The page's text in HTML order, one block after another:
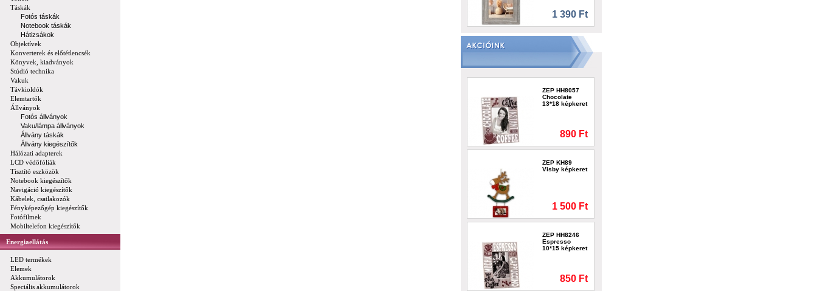
Táskák
Fotós táskák
Notebook táskák
Hátizsákok
Objektívek
Konverterek és előtétlencsék
Könyvek, kiadványok
Stúdió technika
Vakuk
Távkioldók
Elemtartók
Állványok
Fotós állványok
Vaku/lámpa állványok
Állvány táskák
Állvány kiegészítők
Hálózati adapterek
LCD védőfóliák
Tisztító eszközök
Notebook kiegészítők
Navigáció kiegészítők
Kábelek, csatlakozók
Fényképezőgép kiegészítők
Fotófilmek
Mobiltelefon kiegészítők
Energiaellátás
LED termékek
Elemek
Akkumulátorok
Speciális akkumulátorok
1 390 Ft
ZEP HH8057
Chocolate
13*18 képkeret
890 Ft
ZEP KH89
Visby képkeret
1 500 Ft
ZEP HH8246
Espresso
10*15 képkeret
850 Ft